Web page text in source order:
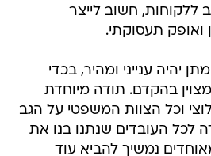
ללקוחות, חשוב לייצר
ואופק תעסוקתי.
יהיה ענייני ומהיר, בכדי
בהקדם. תודה מיוחדת
וכל הצוות המשפטי על הגב
לכל העובדים שנתנו בנו את
נמשיך להביא עוד